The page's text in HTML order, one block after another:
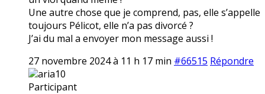
Une autre chose que je comprend, pas, elle s’appelle
toujours Pélicot, elle n’a pas divorcé ?
J’ai du mal a envoyer mon message aussi !
27 novembre 2024 à 11 h 17 min #66515 Répondre
aria10
Participant